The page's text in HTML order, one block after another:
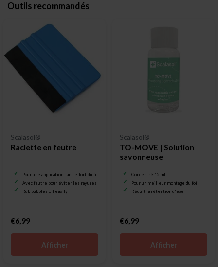
Outils recommandés
Scalasol®
Raclette en feutre
Pour une application sans effort du film pour vitrage
Avec feutre pour éviter les rayures
Rub bubbles off easily
€6,99
Afficher
Scalasol®
TO-MOVE | Solution
savonneuse
Concentré 15 ml
Pour un meilleur montage du foil
Réduit la rétention d'eau
€6,99
Afficher